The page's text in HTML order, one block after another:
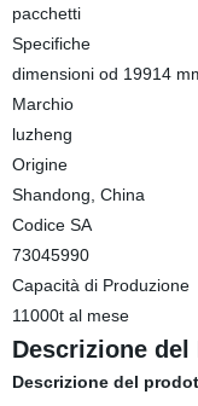
pacchetti
Specifiche
dimensioni od 19914
Marchio
luzheng
Origine
Shandong, China
Codice SA
73045990
Capacità di Produzione
11000t al mese
Descrizione del
Descrizione del